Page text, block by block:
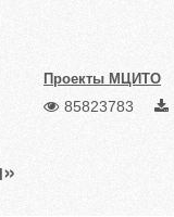
Проекты МЦИТО
85823783